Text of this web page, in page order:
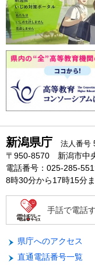
新潟県庁 法人番号
〒950-8570 新潟市中
電話番号：025-285-
8時30分から17時15分
手話で電話
県庁へのアクセス
直通電話番号一覧